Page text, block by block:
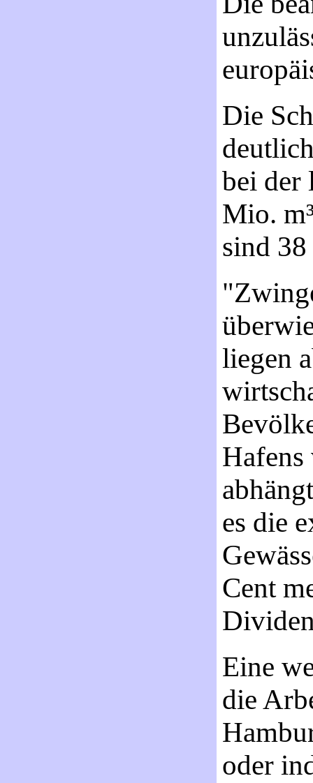
Die
bei der
Mio.
sind
liegen
Hafens
es die
Cent
Eine
die
oder